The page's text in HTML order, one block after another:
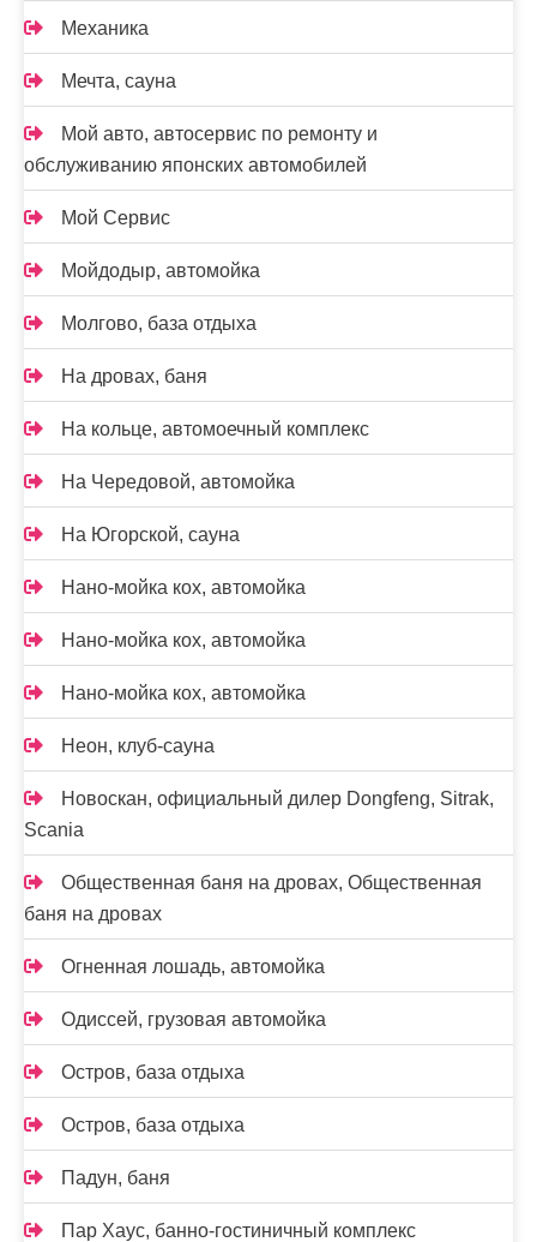
Механика
Мечта, сауна
Мой авто, автосервис по ремонту и
обслуживанию японских автомобилей
Мой Сервис
Мойдодыр, автомойка
Молгово, база отдыха
На дровах, баня
На кольце, автомоечный комплекс
На Чередовой, автомойка
На Югорской, сауна
Нано-мойка кох, автомойка
Нано-мойка кох, автомойка
Нано-мойка кох, автомойка
Неон, клуб-сауна
Новоcкан, официальный дилер Dongfeng, Sitrak,
Scania
Общественная баня на дровах, Общественная
баня на дровах
Огненная лошадь, автомойка
Одиссей, грузовая автомойка
Остров, база отдыха
Остров, база отдыха
Падун, баня
Пар Хаус, банно-гостиничный комплекс